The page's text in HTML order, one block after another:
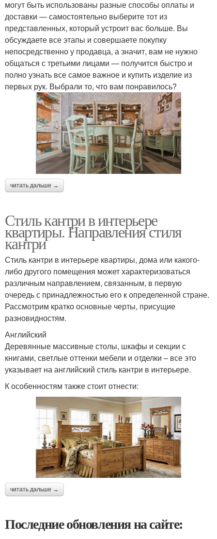
могут быть использованы разные способы оплаты и
доставки — самостоятельно выберите тот из
представленных, который устроит вас больше. Вы
обсуждаете все этапы и совершаете покупку
непосредственно у продавца, а значит, вам не нужно
общаться с третьими лицами — получится быстро и
полно узнать все самое важное и купить изделие из
первых рук. Выбрали то, что вам понравилось?
читать дальше →
Стиль кантри в интерьере
квартиры. Направления стиля
кантри
Стиль кантри в интерьере квартиры, дома или какого-
либо другого помещения может характеризоваться
различным направлением, связанным, в первую
очередь с принадлежностью его к определенной стране.
Рассмотрим кратко основные черты, присущие
разновидностям.
Английский
Деревянные массивные столы, шкафы и секции с
книгами, светлые оттенки мебели и отделки – все это
указывает на английский стиль кантри в интерьере.
К особенностям также стоит отнести:
читать дальше →
Последние обновления на сайте: